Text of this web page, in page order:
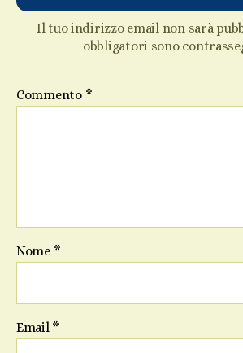
Il tuo indirizzo email non sarà
obbligatori sono
Commento *
Nome *
Email *